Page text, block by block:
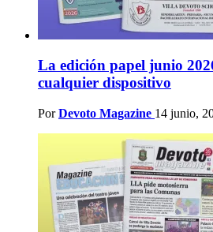
La edición papel junio
cualquier dispositivo
Por Devoto Magazine 14 junio,